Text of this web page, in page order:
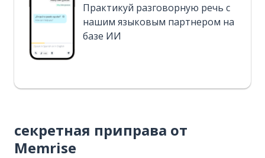
Практикуй разговорную речь с
нашим языковым партнером на
базе ИИ
секретная приправа от
Memrise